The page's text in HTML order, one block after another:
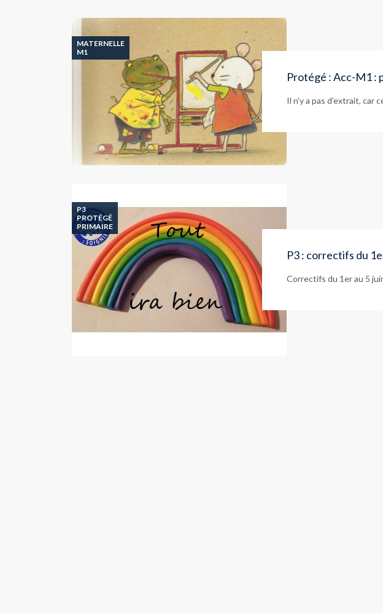
MATERNELLE
M1
Protégé : Acc-M1 :
Il n’y a pas d’extrait,
P3
PROTÉGÉ
PRIMAIRE
P3 : correctifs du
Correctifs du 1er au 5